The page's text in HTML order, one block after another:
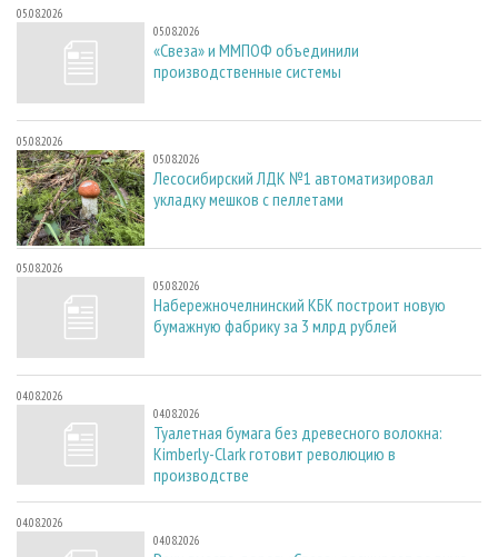
05.08.2026
05.08.2026
«Свеза» и ММПОФ объединили
производственные системы
05.08.2026
05.08.2026
Лесосибирский ЛДК №1 автоматизировал
укладку мешков с пеллетами
05.08.2026
05.08.2026
Набережночелнинский КБК построит новую
бумажную фабрику за 3 млрд рублей
04.08.2026
04.08.2026
Туалетная бумага без древесного волокна:
Kimberly-Clark готовит революцию в
производстве
04.08.2026
04.08.2026